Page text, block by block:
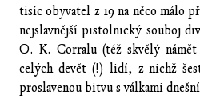
tisíc obyvatel z 19 na něco málo
nejslavnější pistolnický souboj
O. K. Corralu (též skvělý
celých devět (!) lidí, z nichž
proslavenou bitvu s válkami